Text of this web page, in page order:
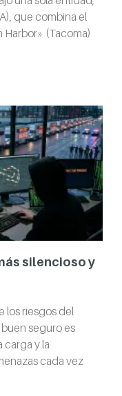
que combina el
Harbor» (Tacoma)
silencioso y
los riesgos del
seguro es
carga y la
cada vez